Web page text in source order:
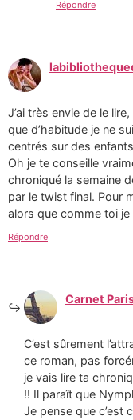
Répondre
J’ai très envie de le
que d’habitude je ne
centrés sur des
Oh je te conseille
chroniqué la semaine
par le twist final. Pour
alors que comme toi je
Répondre
Carnet
C’est sûrement
ce roman, pas
je vais lire ta
!! Il paraît que
Je pense que c’est